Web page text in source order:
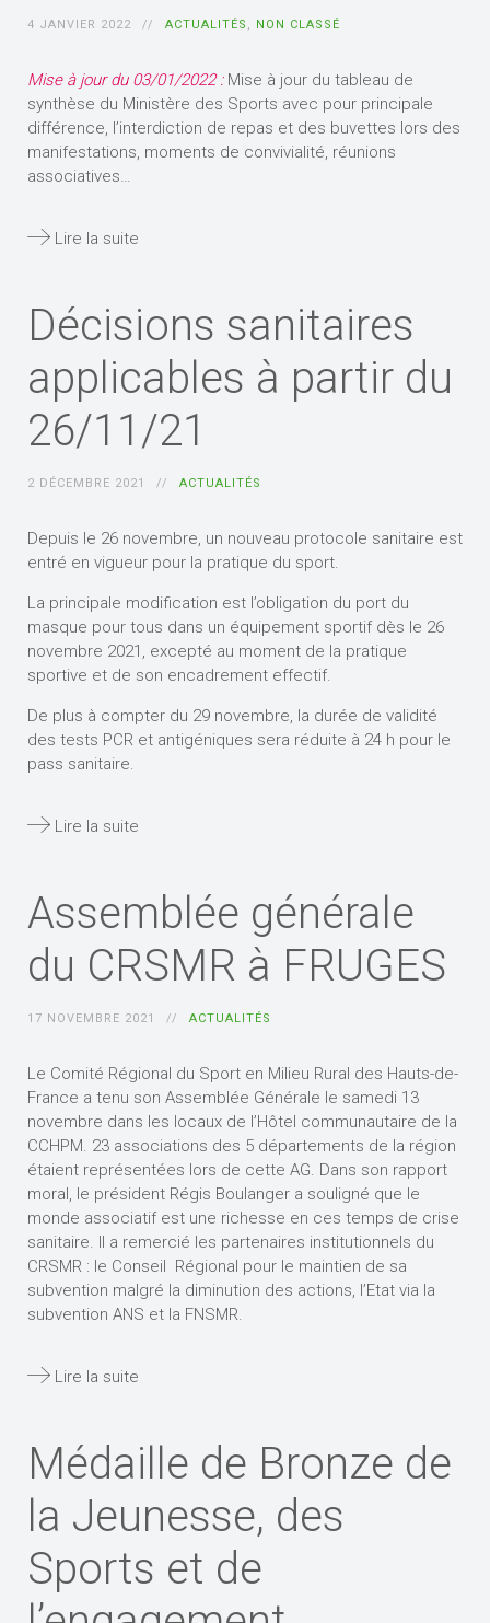
4 JANVIER 2022 ACTUALITÉS , NON CLASSÉ
Mise à jour du 03/01/2022 : Mise à jour du tableau de
synthèse du Ministère des Sports avec pour principale
différence, l’interdiction de repas et des buvettes lors des
manifestations, moments de convivialité, réunions
associatives…
Lire la suite
Décisions sanitaires
applicables à partir du
26/11/21
2 DÉCEMBRE 2021 ACTUALITÉS
Depuis le 26 novembre, un nouveau protocole sanitaire est
entré en vigueur pour la pratique du sport.
La principale modification est l’obligation du port du
masque pour tous dans un équipement sportif dès le 26
novembre 2021, excepté au moment de la pratique
sportive et de son encadrement effectif.
De plus à compter du 29 novembre, la durée de validité
des tests PCR et antigéniques sera réduite à 24 h pour le
pass sanitaire.
Lire la suite
Assemblée générale
du CRSMR à FRUGES
17 NOVEMBRE 2021 ACTUALITÉS
Le Comité Régional du Sport en Milieu Rural des Hauts-de-
France a tenu son Assemblée Générale le samedi 13
novembre dans les locaux de l’Hôtel communautaire de la
CCHPM. 23 associations des 5 départements de la région
étaient représentées lors de cette AG. Dans son rapport
moral, le président Régis Boulanger a souligné que le
monde associatif est une richesse en ces temps de crise
sanitaire. Il a remercié les partenaires institutionnels du
CRSMR : le Conseil Régional pour le maintien de sa
subvention malgré la diminution des actions, l’Etat via la
subvention ANS et la FNSMR.
Lire la suite
Médaille de Bronze de
la Jeunesse, des
Sports et de